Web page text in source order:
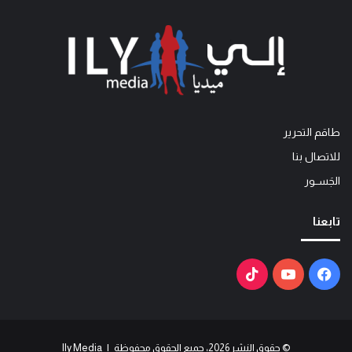
طاقم التحرير
للاتصال بنا
الجَســور
تابعنا
فيسبوكيوتيوب ‫TikTok
© حقوق النشر 2026، جميع الحقوق محفوظة | Ily Media